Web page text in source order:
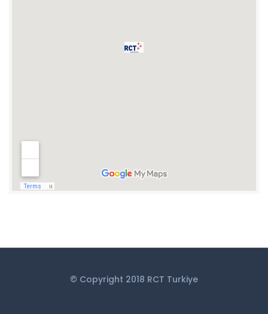
© Copyright 2018 RCT Turkiye